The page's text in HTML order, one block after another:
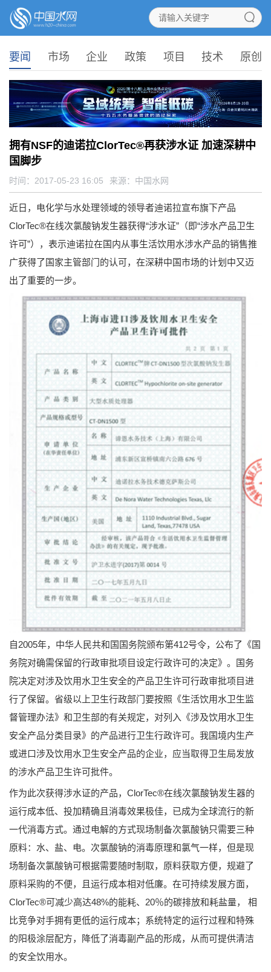
要闻 市场 企业 政策 项目 技术 原创
拥有NSF的迪诺拉ClorTec®再获涉水证 加速深耕中
国脚步
时间：2017-05-23 16:05 来源： 中国水网
近日，电化学与水处理领域的领导者迪诺拉宣布旗下产品
ClorTec®在线次氯酸钠发生器获得“涉水证”（即“涉水产品卫生
许可”），表示迪诺拉在国内从事生活饮用水涉水产品的销售推
广获得了国家主管部门的认可，在深耕中国市场的计划中又迈
出了重要的一步。
自2005年，中华人民共和国国务院颁布第412号令，公布了《国
务院对确需保留的行政审批项目设定行政许可的决定》。国务
院决定对涉及饮用水卫生安全的产品卫生许可行政审批项目进
行了保留。省级以上卫生行政部门要按照《生活饮用水卫生监
督管理办法》和卫生部的有关规定，对列入《涉及饮用水卫生
安全产品分类目录》的产品进行卫生行政许可。我国境内生产
或进口涉及饮用水卫生安全产品的企业，应当取得卫生局发放
的涉水产品卫生许可批件。
作为此次获得涉水证的产品，ClorTec®在线次氯酸钠发生器的
运行成本低、投加精确且消毒效果极佳，已成为全球流行的新
一代消毒方式。通过电解的方式现场制备次氯酸钠只需要三种
原料：水、盐、电。次氯酸钠的消毒原理和氯气一样，但是现
场制备次氯酸钠可根据需要随时制取，原料获取方便，规避了
原料采购的不便，且运行成本相对低廉。在可持续发展方面，
ClorTec®可减少高达48%的能耗、20％的碳排放和耗盐量， 相
比竞争对手拥有更低的运行成本；系统特定的运行过程和特殊
的阳极涂层配方，降低了消毒副产品的形成，从而可提供清洁
的安全饮用水。